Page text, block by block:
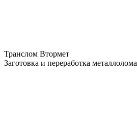
Транслом Втормет
Заготовка и переработка металлолома